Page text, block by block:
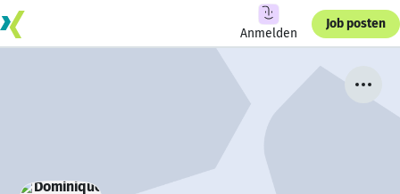
Anmelden
Job posten